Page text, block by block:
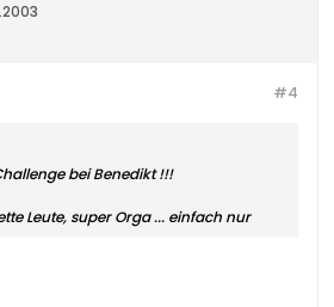
#4
bei Benedikt !!!
Leute, super Orga ... einfach nur